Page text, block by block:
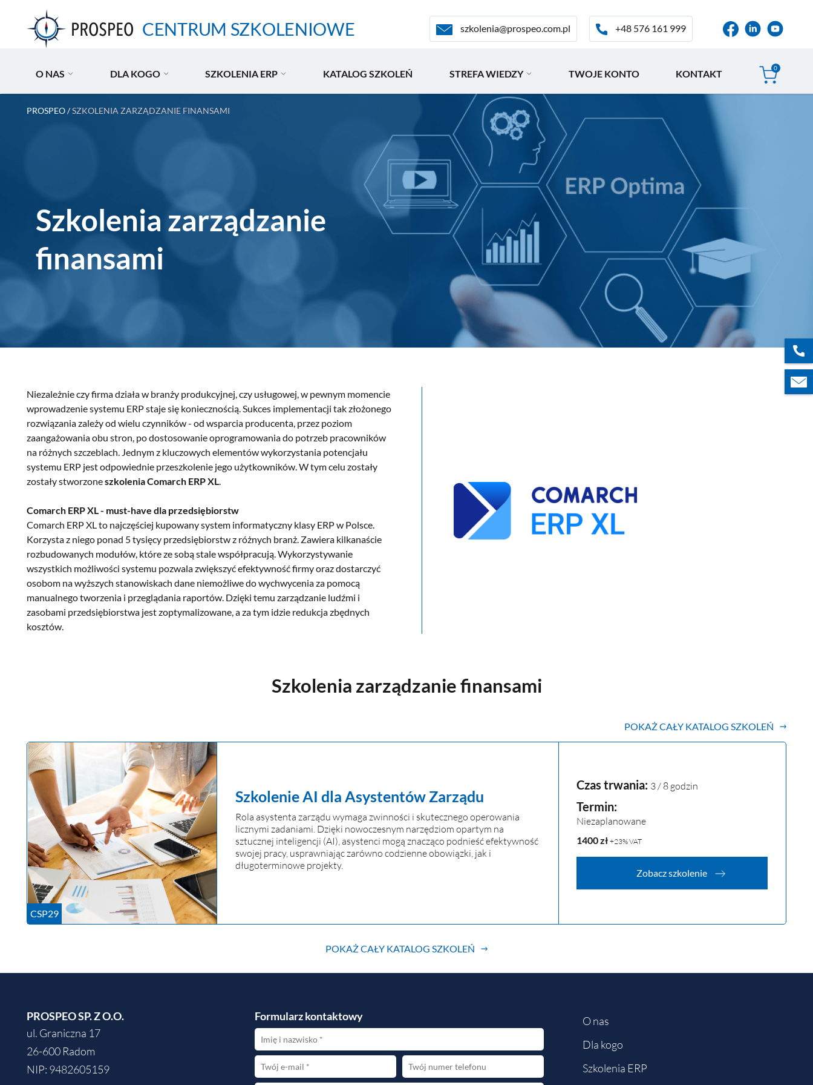
CENTRUM SZKOLENIOWE szkolenia@prospeo.com.pl +48 576 161 999
O NAS DLA KOGO SZKOLENIA ERP KATALOG SZKOLEŃ STREFA WIEDZY TWOJE KONTO KONTAKT 0
PROSPEO/SZKOLENIA ZARZĄDZANIE FINANSAMI
Szkolenia zarządzanie
finansami
Niezależnie czy firma działa w branży produkcyjnej, czy usługowej, w pewnym momencie
wprowadzenie systemu ERP staje się koniecznością. Sukces implementacji tak złożonego
rozwiązania zależy od wielu czynników - od wsparcia producenta, przez poziom
zaangażowania obu stron, po dostosowanie oprogramowania do potrzeb pracowników
na różnych szczeblach. Jednym z kluczowych elementów wykorzystania potencjału
systemu ERP jest odpowiednie przeszkolenie jego użytkowników. W tym celu zostały
zostały stworzoneszkolenia Comarch ERP XL.
Comarch ERP XL - must-have dla przedsiębiorstw
Comarch ERP XL to najczęściej kupowany system informatyczny klasy ERP w Polsce.
Korzysta z niego ponad 5 tysięcy przedsiębiorstw z różnych branż. Zawiera kilkanaście
rozbudowanych modułów, które ze sobą stale współpracują. Wykorzystywanie
wszystkich możliwości systemu pozwala zwiększyć efektywność firmy oraz dostarczyć
osobom na wyższych stanowiskach dane niemożliwe do wychwycenia za pomocą
manualnego tworzenia i przeglądania raportów. Dzięki temu zarządzanie ludźmi i
zasobami przedsiębiorstwa jest zoptymalizowane, a za tym idzie redukcja zbędnych
kosztów.
Szkolenia zarządzanie finansami
POKAŻ CAŁY KATALOG SZKOLEŃ
CSP29
Szkolenie AI dla Asystentów Zarządu
Rola asystenta zarządu wymaga zwinności i skutecznego operowania
licznymi zadaniami. Dzięki nowoczesnym narzędziom opartym na
sztucznej inteligencji (AI), asystenci mogą znacząco podnieść efektywność
swojej pracy, usprawniając zarówno codzienne obowiązki, jak i
długoterminowe projekty.
Czas trwania: 3 / 8 godzin
Termin:
Niezaplanowane
1400zł +23% VAT
Zobacz szkolenie
POKAŻ CAŁY KATALOG SZKOLEŃ
PROSPEO SP. Z O.O.
ul. Graniczna 17
26-600 Radom
NIP: 9482605159
Formularz kontaktowy
O nas
Dla kogo
Szkolenia ERP